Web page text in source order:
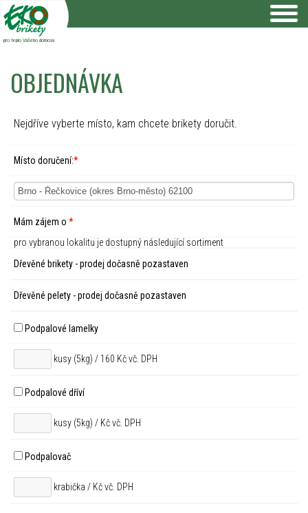
pro teplo Vašeho domova
OBJEDNÁVKA
Nejdříve vyberte místo, kam chcete brikety doručit.
Místo doručení:*
Mám zájem o *
pro vybranou lokalitu je dostupný následující sortiment
Dřevěné brikety - prodej dočasně pozastaven
Dřevěné pelety - prodej dočasně pozastaven
Podpalové lamelky
kusy (5kg) / 160 Kč vč. DPH
Podpalové dříví
kusy (5kg) / Kč vč. DPH
Podpalovač
krabička / Kč vč. DPH